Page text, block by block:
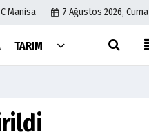
Manisa 7 Ağustos 2026, Cuma
TARIM